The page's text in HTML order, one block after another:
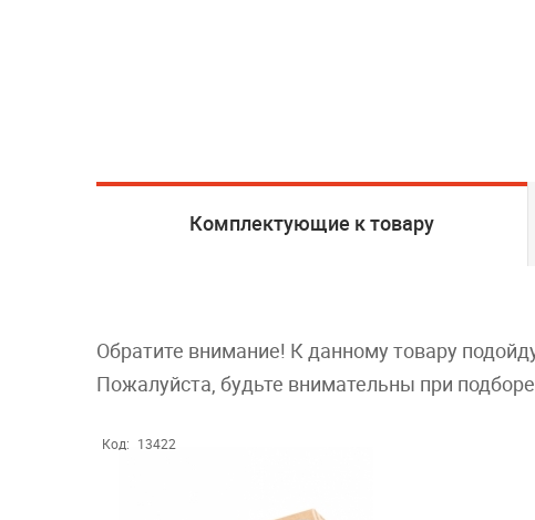
Комплектующие к товару
Обратите внимание! К данному товару
Пожалуйста, будьте внимательны при
Код: 13422